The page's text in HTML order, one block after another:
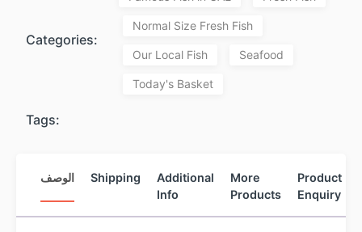
Categories:
Normal Size Fresh Fish
Our Local Fish Seafood
Today's Basket
Tags:
الوصف Shipping
Additional
Info
More
Products
Product
Enquiry